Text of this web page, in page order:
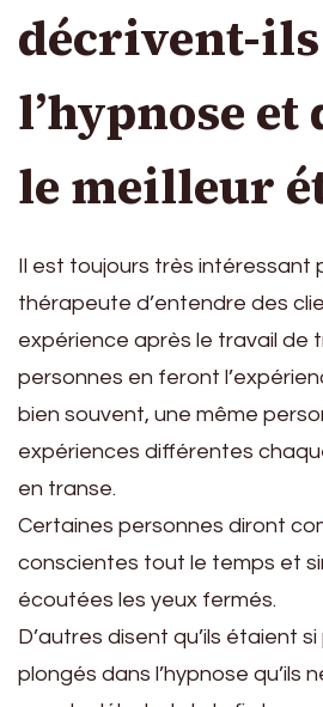
décrivent-ils
l’hypnose et
le meilleur
Il est toujours très intéressant
thérapeute d’entendre des
expérience après le travail de
personnes en feront
bien souvent, une même
expériences différentes
en transe.
Certaines personnes diront
conscientes tout le temps et
écoutées les yeux fermés.
D’autres disent qu’ils étaient
plongés dans l’hypnose qu’ils